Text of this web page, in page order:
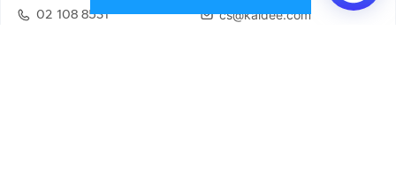
02 108 8531
cs@kaidee.com